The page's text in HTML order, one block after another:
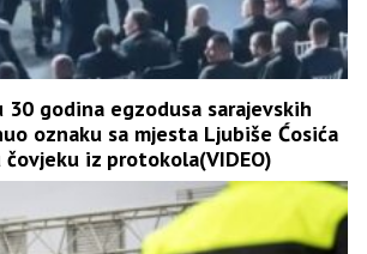
30 godina egzodusa sarajevskih
oznaku sa mjesta Ljubiše Ćosića
iz protokola(VIDEO)